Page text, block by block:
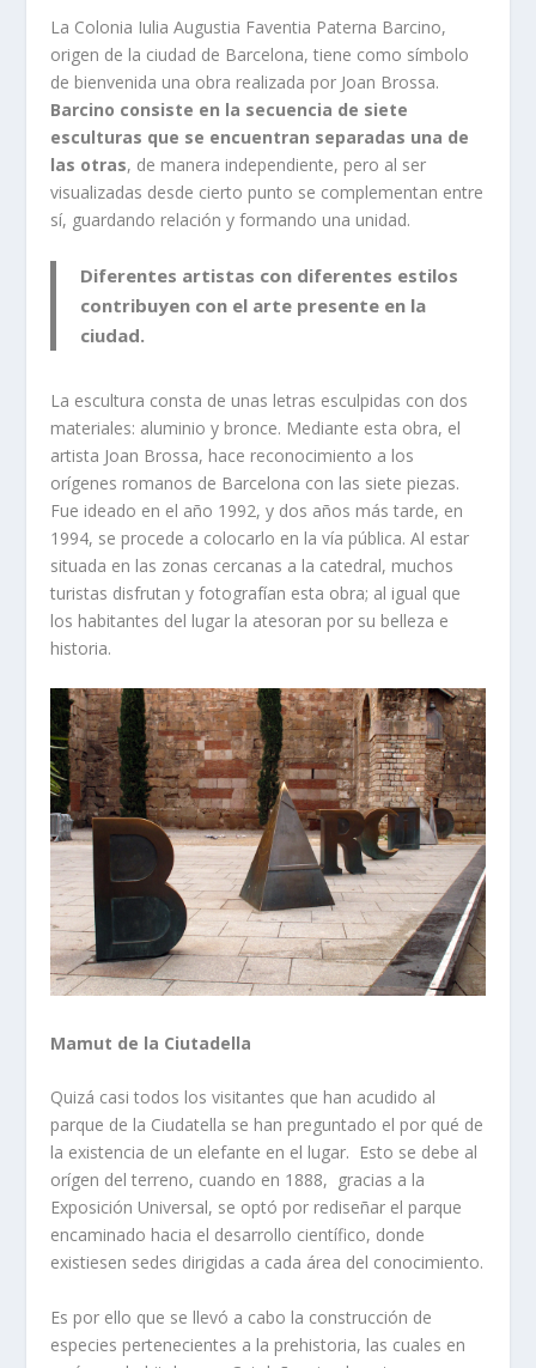
La Colonia Iulia Augustia Faventia Paterna Barcino,
origen de la ciudad de Barcelona, tiene como símbolo
de bienvenida una obra realizada por Joan Brossa.
Barcino consiste en la secuencia de siete
esculturas que se encuentran separadas una de
las otras, de manera independiente, pero al ser
visualizadas desde cierto punto se complementan entre
sí, guardando relación y formando una unidad.
Diferentes artistas con diferentes estilos
contribuyen con el arte presente en la
ciudad.
La escultura consta de unas letras esculpidas con dos
materiales: aluminio y bronce. Mediante esta obra, el
artista Joan Brossa, hace reconocimiento a los
orígenes romanos de Barcelona con las siete piezas.
Fue ideado en el año 1992, y dos años más tarde, en
1994, se procede a colocarlo en la vía pública. Al estar
situada en las zonas cercanas a la catedral, muchos
turistas disfrutan y fotografían esta obra; al igual que
los habitantes del lugar la atesoran por su belleza e
historia.
Mamut de la Ciutadella
Quizá casi todos los visitantes que han acudido al
parque de la Ciudatella se han preguntado el por qué de
la existencia de un elefante en el lugar. Esto se debe al
orígen del terreno, cuando en 1888, gracias a la
Exposición Universal, se optó por rediseñar el parque
encaminado hacia el desarrollo científico, donde
existiesen sedes dirigidas a cada área del conocimiento.
Es por ello que se llevó a cabo la construcción de
especies pertenecientes a la prehistoria, las cuales en